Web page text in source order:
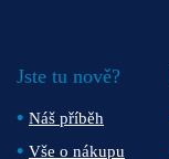
Jste tu nově?
Náš příběh
Vše o nákupu